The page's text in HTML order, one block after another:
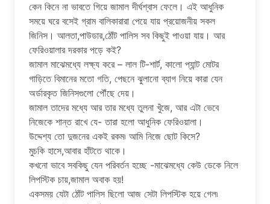
কেন কিনে না ভাবতে গিয়ে জামাল দীর্ঘশ্বাস ফেলে। এই আধুনিক
সময়ে ঘরে বসেই গ্রাম বালিকারারা পেয়ে যায় প্রয়োজনীয় সকল
জিনিস। আলতা,পাউডার,ঠোঁট পালিস সব কিছুই পাওয়া যায়। আর
ফেরিওয়ালার দরকার পড়ে কই?
জামাল মাঝেমধ্যে লক্ষ্য করে – লাল টি-শার্ট, কালো প্যান্ট মোটর
গাড়িতে বিমানের মতো গতি, পেছনে ঝুলানো ব্যাগ নিয়ে কারা যেন
অর্ডারকৃত জিনিসগুলো পৌঁছে দেয়।
জামাল তাদের মধ্যে আর তার মধ্যে তুলনা খুঁজে, আর এটা ভেবে
নিজেকে শান্ত রাখে যে- তারা হলো আধুনিক ফেরিওয়ালা।
উদ্দেশ্য তো দুজনের একই রকম৷ আমি নিজে ছোট কিসে?
মুচকি হাসে,আবার হাঁটতে থাকে।
কখনো ভাবে সবকিছু যেন পরিবর্তন হচ্ছে -মাঝেমধ্যে কেউ ডেকে নিলে
লিপস্টিক চায়,জামাল অবাক হয়!
একসময় যেটা ঠোঁট পালিস ছিলো আজ সেটা লিপস্টিক হয়ে গেল৷